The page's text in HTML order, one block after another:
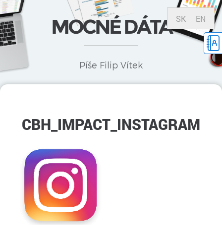
MOCNÉ DÁTA
Píše Filip Vítek
SK EN
CBH_IMPACT_INSTAGRAM